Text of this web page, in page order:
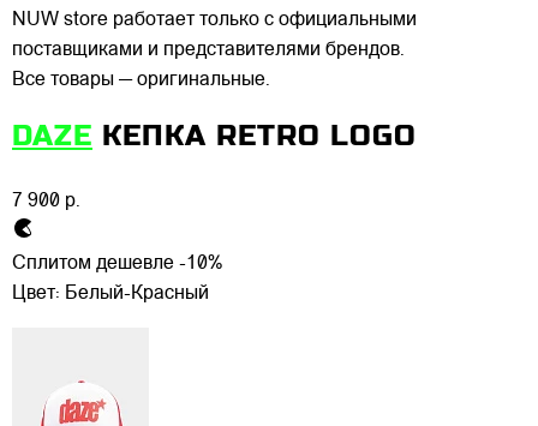
NUW store работает только с официальными
поставщиками и представителями брендов.
Все товары — оригинальные.
DAZE КЕПКА RETRO LOGO
7 900 р.
Сплитом дешевле -10%
Цвет: Белый-Красный